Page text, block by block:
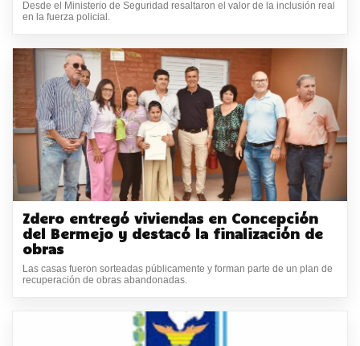
Desde el Ministerio de Seguridad resaltaron el valor de la inclusión real
en la fuerza policial.
Zdero entregó viviendas en Concepción
del Bermejo y destacó la finalización de
obras
Las casas fueron sorteadas públicamente y forman parte de un plan de
recuperación de obras abandonadas.